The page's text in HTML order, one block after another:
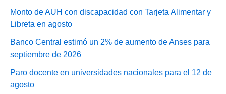
Monto de AUH con discapacidad con Tarjeta Alimentar y
Libreta en agosto
Banco Central estimó un 2% de aumento de Anses para
septiembre de 2026
Paro docente en universidades nacionales para el 12 de
agosto